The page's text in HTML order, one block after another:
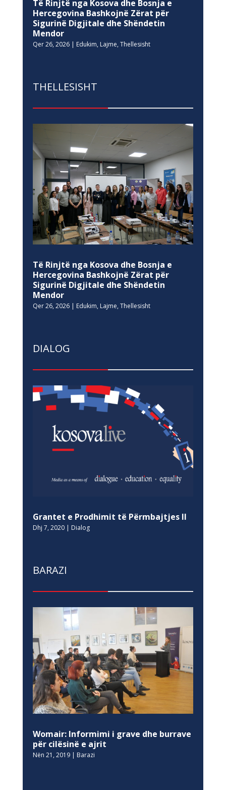
Të Rinjtë nga Kosova dhe Bosnja e
Hercegovina Bashkojnë Zërat për
Sigurinë Digjitale dhe Shëndetin
Mendor
Qer 26, 2026| Edukim, Lajme, Thellesisht
THELLESISHT
Të Rinjtë nga Kosova dhe Bosnja e
Hercegovina Bashkojnë Zërat për
Sigurinë Digjitale dhe Shëndetin
Mendor
Qer 26, 2026| Edukim, Lajme, Thellesisht
DIALOG
Grantet e Prodhimit të Përmbajtjes II
Dhj 7, 2020| Dialog
BARAZI
Womair: Informimi i grave dhe burrave
për cilësinë e ajrit
Nën 21, 2019| Barazi